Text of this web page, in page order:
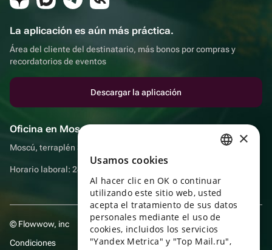
La aplicación es aún más práctica.
Área del cliente del destinatario, más bonos por compras y
recordatorios de eventos
Descargar la aplicación
Oficina en Moscú
Moscú, terraplén Sadovnicheskaya, 9, sala 2/3
Horario laboral: 24 horas
© Flowwow, inc
Condiciones
ENGLISH
UKRAINIAN
PORTUGUESE
SPANISH
×
Usamos cookies
Al hacer clic en OK o continuar
utilizando este sitio web, usted
acepta el tratamiento de sus datos
personales mediante el uso de
cookies, incluidos los servicios
"Yandex Metrica" y "Top Mail.ru",